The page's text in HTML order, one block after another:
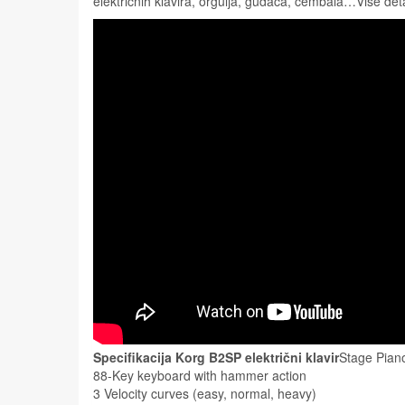
Specifikacija Korg B2SP električni klavirStage
88-Key keyboard with hammer action
3 Velocity curves (easy, normal, heavy)